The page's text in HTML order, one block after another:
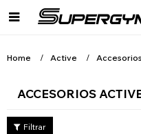

Home Active Accesorios
ACCESORIOS